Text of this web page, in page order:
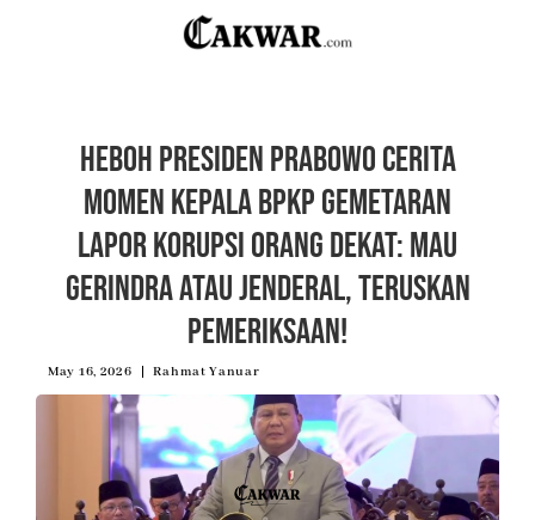
Heboh Presiden Prabowo Cerita
Momen Kepala BPKP Gemetaran
Lapor Korupsi Orang Dekat: Mau
Gerindra Atau Jenderal, Teruskan
Pemeriksaan!
May 16, 2026 Rahmat Yanuar